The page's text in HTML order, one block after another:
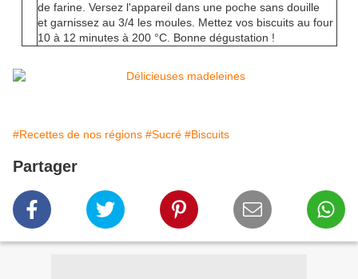
de farine. Versez l'appareil dans une poche sans douille
et garnissez au 3/4 les moules. Mettez vos biscuits au four
10 à 12 minutes à 200 °C. Bonne dégustation !
#Recettes de nos régions #Sucré #Biscuits
Partager